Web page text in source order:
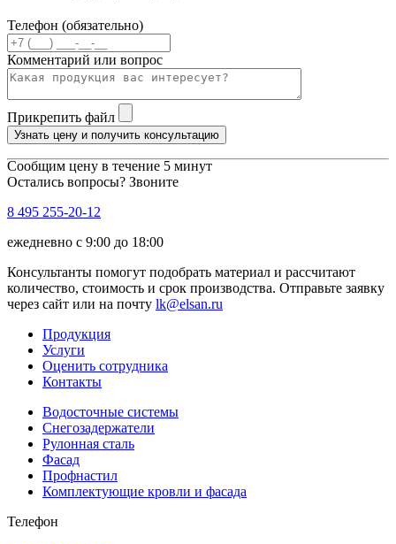
Телефон (обязательно)
Комментарий или вопрос
Прикрепить файл
Узнать цену и получить консультацию
Сообщим цену в течение 5 минут
Остались вопросы? Звоните
8 495 255-20-12
ежедневно с 9:00 до 18:00
Консультанты помогут подобрать материал и рассчитают
количество, стоимость и срок производства. Отправьте заявку
через сайт или на почту lk@elsan.ru
Продукция
Услуги
Оценить сотрудника
Контакты
Водосточные системы
Снегозадержатели
Рулонная сталь
Фасад
Профнастил
Комплектующие кровли и фасада
Телефон